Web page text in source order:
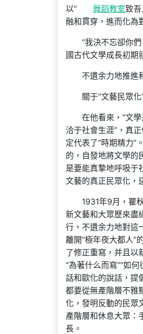
以“
舞蹈教室致
融和貫穿，進而化為
“我決不忘卻你
國古代文學成長初期
不遺余力地推進
關于“文藝民眾
在他看來，“文
洽于社會生涯”，真
定代表了“時期精力”
的，自發地將文學的
是要能真摯地呼吸于
文藝的真正民眾化，
1931年9月，瞿
新文藝和大眾歷來盡
行，不遺余力地對這
離開“極年夜大都人”
了修正重寫，并且以
“為著什么而寫”“如
話和歐化的說話，提
都要從無產階層不雅
化，發明反動的民眾
產階層和休息大眾：
長。